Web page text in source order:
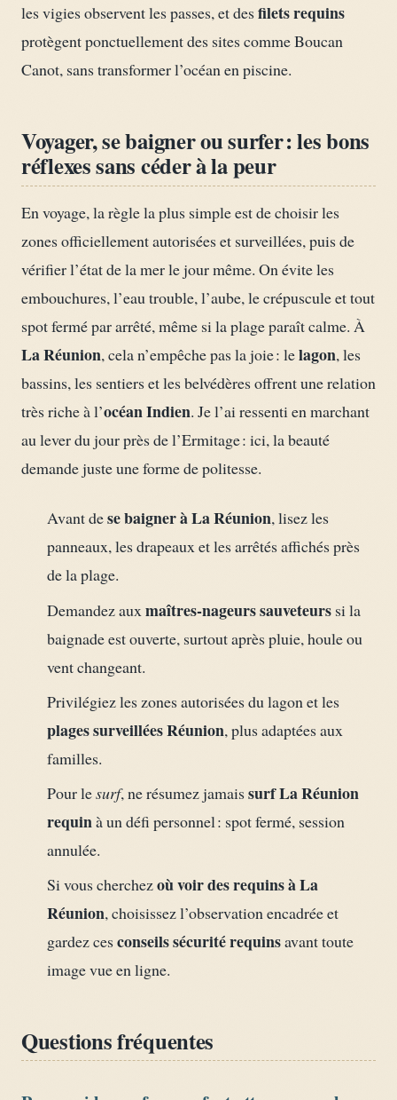
les vigies observent les passes, et desfilets requins
protègent ponctuellement des sites comme Boucan
Canot, sans transformer l’océan en piscine.
Voyager, se baigner ou surfer : les bons
réflexes sans céder à la peur
En voyage, la règle la plus simple est de choisir les
zones officiellement autorisées et surveillées, puis de
vérifier l’état de la mer le jour même. On évite les
embouchures, l’eau trouble, l’aube, le crépuscule et tout
spot fermé par arrêté, même si la plage paraît calme. À
La Réunion, cela n’empêche pas la joie : lelagon, les
bassins, les sentiers et les belvédères offrent une relation
très riche à l’océan Indien. Je l’ai ressenti en marchant
au lever du jour près de l’Ermitage : ici, la beauté
demande juste une forme de politesse.
Avant dese baigner à La Réunion, lisez les
panneaux, les drapeaux et les arrêtés affichés près
de la plage.
Demandez aux maîtres-nageurs sauveteurssi la
baignade est ouverte, surtout après pluie, houle ou
vent changeant.
Privilégiez les zones autorisées du lagon et les
plages surveillées Réunion, plus adaptées aux
familles.
Pour lesurf, ne résumez jamaissurf La Réunion
requinà un défi personnel : spot fermé, session
annulée.
Si vous cherchezoù voir des requins à La
Réunion, choisissez l’observation encadrée et
gardez cesconseils sécurité requinsavant toute
image vue en ligne.
Questions fréquentes